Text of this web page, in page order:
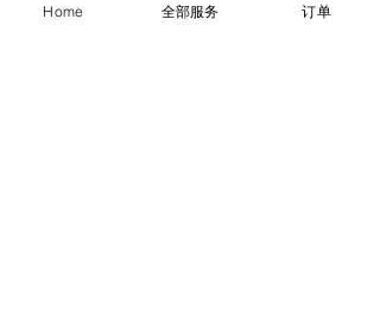
Home 全部服务 订单